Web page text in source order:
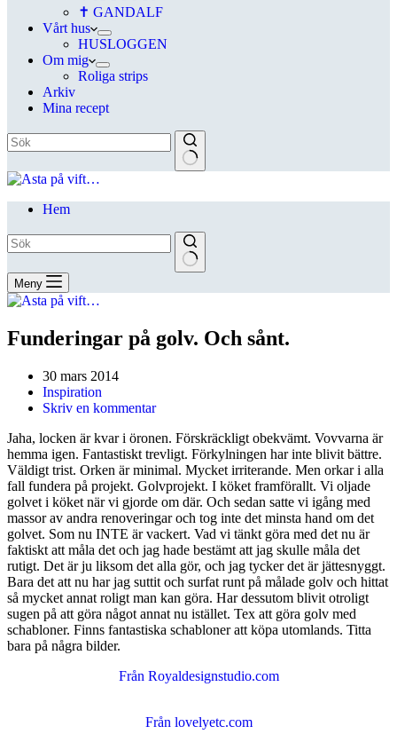
✝ GANDALF
Vårt hus
HUSLOGGEN
Om mig
Roliga strips
Arkiv
Mina recept
Hem
Meny
Funderingar på golv. Och sånt.
30 mars 2014
Inspiration
Skriv en kommentar
Jaha, locken är kvar i öronen. Förskräckligt obekvämt. Vovvarna är
hemma igen. Fantastiskt trevligt. Förkylningen har inte blivit bättre.
Väldigt trist. Orken är minimal. Mycket irriterande. Men orkar i alla
fall fundera på projekt. Golvprojekt. I köket framförallt. Vi oljade
golvet i köket när vi gjorde om där. Och sedan satte vi igång med
massor av andra renoveringar och tog inte det minsta hand om det
golvet. Som nu INTE är vackert. Vad vi tänkt göra med det nu är
faktiskt att måla det och jag hade bestämt att jag skulle måla det
rutigt. Det är ju liksom det alla gör, och jag tycker det är jättesnyggt.
Bara det att nu har jag suttit och surfat runt på målade golv och hittat
så mycket annat roligt man kan göra. Har dessutom blivit otroligt
sugen på att göra något annat nu istället. Tex att göra golv med
schabloner. Finns fantastiska schabloner att köpa utomlands. Titta
bara på några bilder.
Från Royaldesignstudio.com
Från lovelyetc.com